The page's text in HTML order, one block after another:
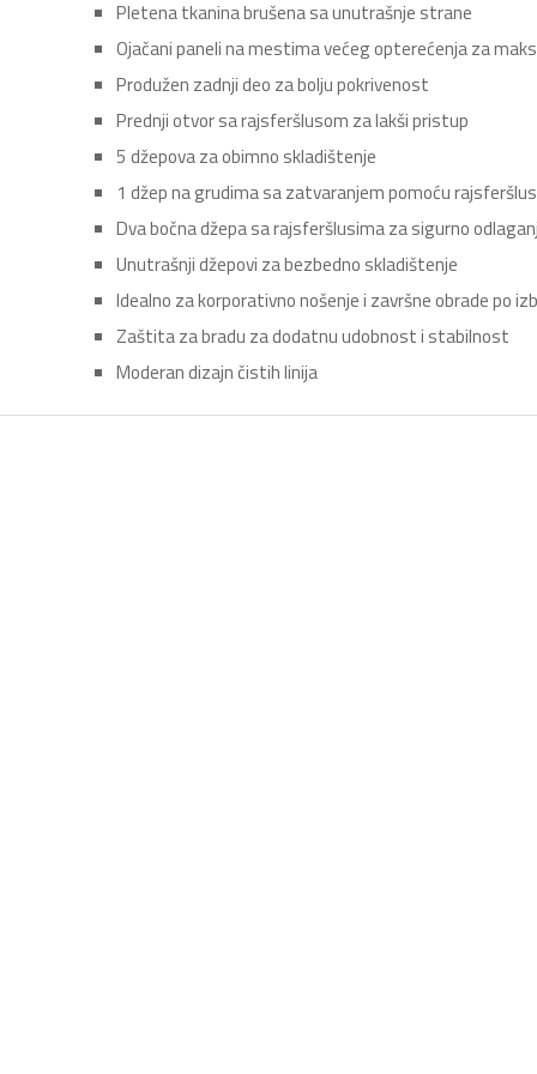
Pletena tkanina brušena sa unutrašnje strane
Ojačani paneli na mestima većeg opterećenja za
Produžen zadnji deo za bolju pokrivenost
Prednji otvor sa rajsferšlusom za lakši pristup
5 džepova za obimno skladištenje
1 džep na grudima sa zatvaranjem pomoću
Dva bočna džepa sa rajsferšlusima za sigurno
Unutrašnji džepovi za bezbedno skladištenje
Idealno za korporativno nošenje i završne obrade po
Zaštita za bradu za dodatnu udobnost i stabilnost
Moderan dizajn čistih linija